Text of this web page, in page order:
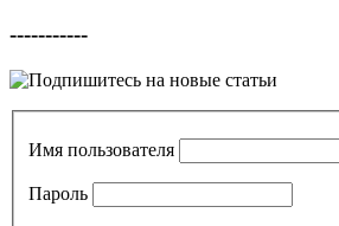
-----------
Имя пользователя
Пароль